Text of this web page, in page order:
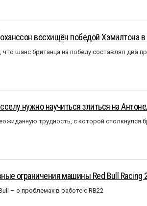
восхищён победой Хэмилтона
шанс британца на победу составлял два
нужно научиться злиться на
трудность, с которой столкнулся
ограничения машины Red Bull Racing
– о проблемах в работе с RB22